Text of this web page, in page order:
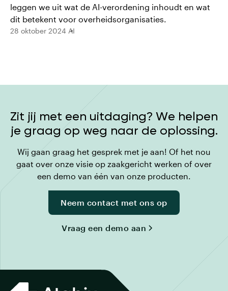
leggen we uit wat de AI-verordening inhoudt en wat
dit betekent voor overheidsorganisaties.
28 oktober 2024 AI
Zit jij met een uitdaging? We helpen
je graag op weg naar de oplossing.
Wij gaan graag het gesprek met je aan! Of het nou
gaat over onze visie op zaakgericht werken of over
een demo van één van onze producten.
Neem contact met ons op
Vraag een demo aan